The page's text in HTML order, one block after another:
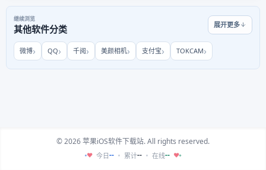
继续浏览
其他软件分类 展开更多
微博 QQ 千阅 美颜相机 支付宝 TOKCAM
© 2026 苹果iOS软件下载站. All rights reserved.
♥ 今日-- 累计-- 在线-- ♥